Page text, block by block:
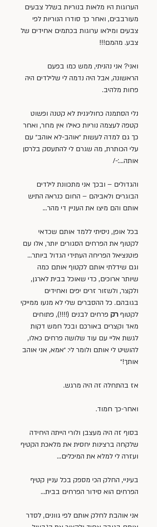
הערוגות היו מלאות בנוריות בשלל צבעים
מעורבבים, ואחר כך סודרו הנוריות לפי
צבעים ומילאו ערוגות בכתמים אחידים של
צבע. מהמם!!!
ואני? אני נהניתי, ממש כמו בפעם
הראשונה, אבל היה נדמה לי שלילדים היה
פחות מלהיב.
נלי הסתמנה כחוליגנית לא קטנה ופשוט
קטפה לעצמה נוריות כאילו אין מחר, ואחר
כך גם למדה לעשות ״אוהב-לא אוהב״ עם
עלי הכותרת, מה שגרם לי להתעסק בלרסן
אותה…:-/
והגדולים – ובכך אני מתכוונת לילדים
הבוגרים ולאביהם – החום כנראה התיש
אותם והם מיצו את העניין די מהר…
בכל אופן, ניסיתי ללמד אותם שכדאי
לקטוף את הפרחים הסגורים יותר, אלו עם
פוטנציאל הפריחה העתידי הגדול ביותר…
וגם שידלתי אותם לקטוף אותם כמה
שיותר ארוכים, כדי שאוכל בבית לארגן,
ולקצר, ולשזור זרים יפים ואחידים
בגובהם. כל ההסברים שלי לא מנעו ממייקי
לקטוף רק פרחים לבנים (!!!!), פתוחים
מאד וקצרים באורכם ובכל חמש דקות
לגשת אליי עם עוד שלושה פרחים כאלו,
להושיט לי אותם ולומר לי: ״אמא, אני אוהב
אותך!״
אז בהתחלה זה היה מרגש.
ואחר-כך חמוד.
בסוף זה היה מעצבן ולורי הייתה היחידה
שלקחה ברצינות יחסית את מלאכת הקטיף
ועזרה לי למלא את המיכלים…
בעיניי, החלק הכי מספק בכל עניין קטיף
הפרחים הוא סידור הפרחים בבית…
אני אוהבת לחלק אותם לפי גוונים, לסדר